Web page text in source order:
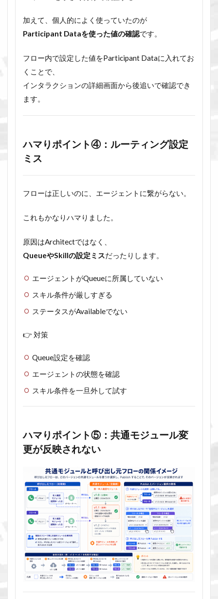
加えて、個人的によく使っていたのが
Participant Dataを使った値の確認です。
フロー内で設定した値をParticipant Dataに入れてお
くことで、
インタラクションの詳細画面から後追いで確認でき
ます。
ハマりポイント④：ルーティング設定
ミス
フローは正しいのに、エージェントに繋がらない。
これもかなりハマりました。
原因はArchitectではなく、
QueueやSkillの設定ミスだったりします。
エージェントがQueueに所属していない
スキル条件が厳しすぎる
ステータスがAvailableでない
👉 対策
Queue設定を確認
エージェントの状態を確認
スキル条件を一旦外して試す
ハマりポイント⑤：共通モジュール変
更が反映されない